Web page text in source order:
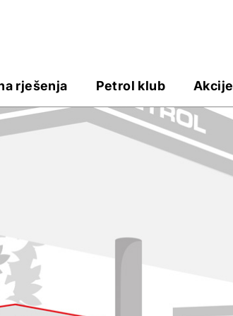
rješenja Petrol klub Akcije